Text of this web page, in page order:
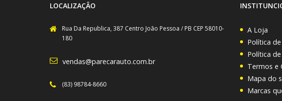
LOCALIZAÇÃO
Rua Da Republica, 387 Centro João Pessoa / PB CEP 58010-
180
vendas@parecarauto.com.br
(83) 98784-8660
A Loja
Política
Política
Termos e
Mapa do
Marcas